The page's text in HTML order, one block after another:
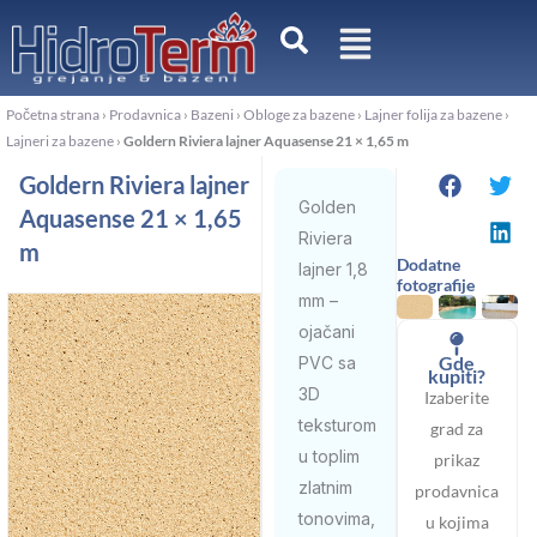
sadržaj
Početna strana › Prodavnica › Bazeni › Obloge za bazene › Lajner folija za bazene ›
Lajneri za bazene › Goldern Riviera lajner Aquasense 21 × 1,65 m
Goldern Riviera lajner
Aquasense 21 × 1,65
m
Golden
Riviera
lajner 1,8
mm –
ojačani
PVC sa
3D
teksturom
u toplim
zlatnim
tonovima,
Dodatne
fotografije
Gde
kupiti?
Izaberite
grad za
prikaz
prodavnica
u kojima